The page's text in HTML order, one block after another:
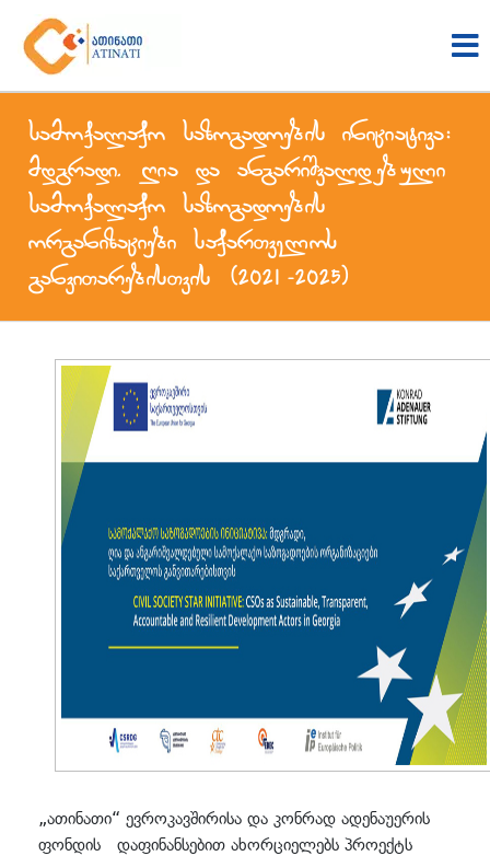
სამოქალაქო საზოგადოების ინიციატივა:
მდგრადი, ღია და ანგარიშვალდებული
სამოქალაქო საზოგადოების
ორგანიზაციები საქართველოს
განვითარებისთვის (2021-2025)
„ათინათი“ ევროკავშირისა და კონრად ადენაუერის
ფონდის დაფინანსებით ახორციელებს პროექტს